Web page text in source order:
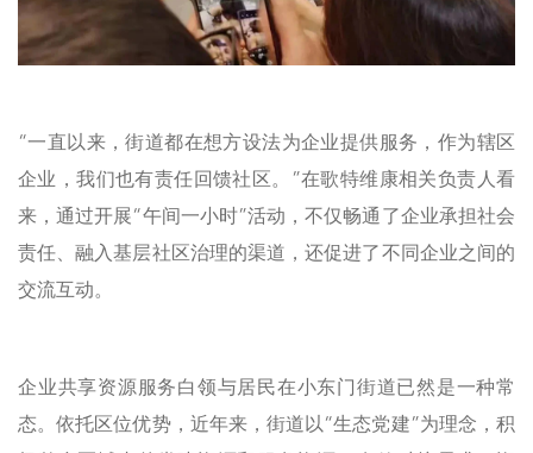
“一直以来，街道都在想方设法为企业提供服务，作为辖区
企业，我们也有责任回馈社区。”在歌特维康相关负责人看
来，通过开展“午间一小时”活动，不仅畅通了企业承担社会
责任、融入基层社区治理的渠道，还促进了不同企业之间的
交流互动。
企业共享资源服务白领与居民在小东门街道已然是一种常
态。依托区位优势，近年来，街道以“生态党建”为理念，积